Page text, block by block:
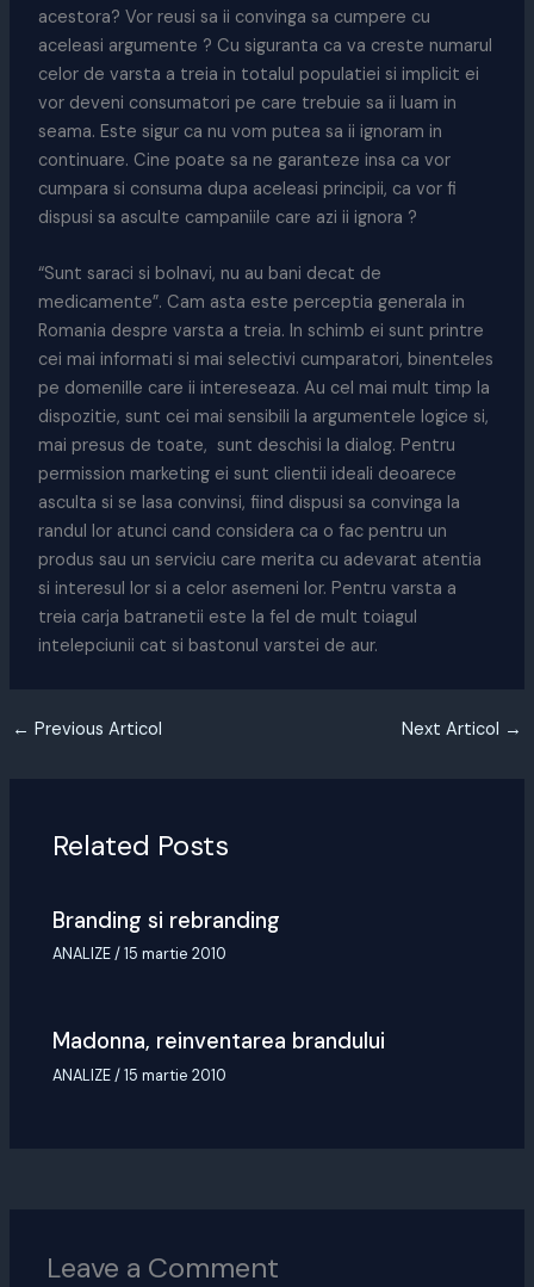
acestora? Vor reusi sa ii convinga sa cumpere cu
aceleasi argumente ? Cu siguranta ca va creste numarul
celor de varsta a treia in totalul populatiei si implicit ei
vor deveni consumatori pe care trebuie sa ii luam in
seama. Este sigur ca nu vom putea sa ii ignoram in
continuare. Cine poate sa ne garanteze insa ca vor
cumpara si consuma dupa aceleasi principii, ca vor fi
dispusi sa asculte campaniile care azi ii ignora ?
“Sunt saraci si bolnavi, nu au bani decat de
medicamente”. Cam asta este perceptia generala in
Romania despre varsta a treia. In schimb ei sunt printre
cei mai informati si mai selectivi cumparatori, binenteles
pe domenille care ii intereseaza. Au cel mai mult timp la
dispozitie, sunt cei mai sensibili la argumentele logice si,
mai presus de toate, sunt deschisi la dialog. Pentru
permission marketing ei sunt clientii ideali deoarece
asculta si se lasa convinsi, fiind dispusi sa convinga la
randul lor atunci cand considera ca o fac pentru un
produs sau un serviciu care merita cu adevarat atentia
si interesul lor si a celor asemeni lor. Pentru varsta a
treia carja batranetii este la fel de mult toiagul
intelepciunii cat si bastonul varstei de aur.
← Previous Articol Next Articol →
Related Posts
Branding si rebranding
ANALIZE/15 martie 2010
Madonna, reinventarea brandului
ANALIZE/15 martie 2010
Leave a Comment